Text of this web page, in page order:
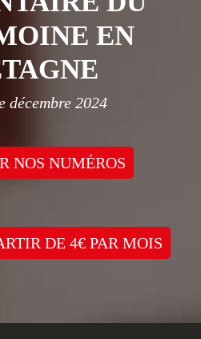
EN
décembre 2024
NOS NUMÉROS
DE 4€ PAR MOIS